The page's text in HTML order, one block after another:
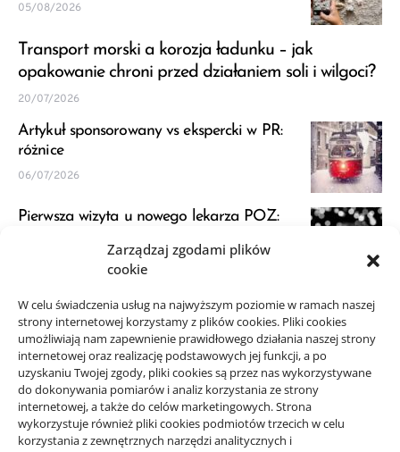
Zarządzaj zgodami plików
cookie
W celu świadczenia usług na najwyższym poziomie w ramach naszej
strony internetowej korzystamy z plików cookies. Pliki cookies
umożliwiają nam zapewnienie prawidłowego działania naszej strony
internetowej oraz realizację podstawowych jej funkcji, a po
uzyskaniu Twojej zgody, pliki cookies są przez nas wykorzystywane
do dokonywania pomiarów i analiz korzystania ze strony
internetowej, a także do celów marketingowych. Strona
wykorzystuje również pliki cookies podmiotów trzecich w celu
korzystania z zewnętrznych narzędzi analitycznych i
05/08/2026
Transport morski a korozja ładunku – jak
opakowanie chroni przed działaniem soli i wilgoci?
20/07/2026
Artykuł sponsorowany vs ekspercki w PR:
różnice
06/07/2026
Pierwsza wizyta u nowego lekarza POZ:
JDG a VAT: kiedy zapytać księgową przed
startem
21/06/2026
Projekty domów Rzeszów